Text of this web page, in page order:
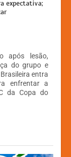
expectativa;
após lesão,
do grupo e
entra
enfrentar a
da Copa do